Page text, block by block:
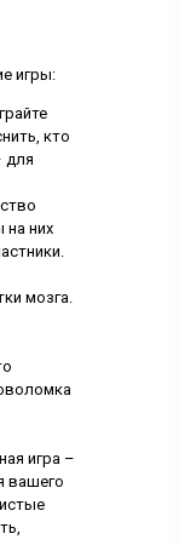
игры:
кто
для
на них
мозга.
игра –
вашего